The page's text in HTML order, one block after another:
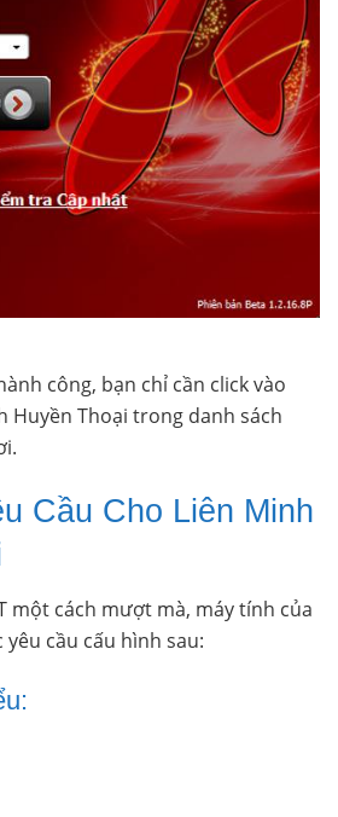
công, bạn chỉ cần click vào
Huyền Thoại trong danh sách
Cầu Cho Liên Minh
một cách mượt mà, máy tính của
cầu cấu hình sau: